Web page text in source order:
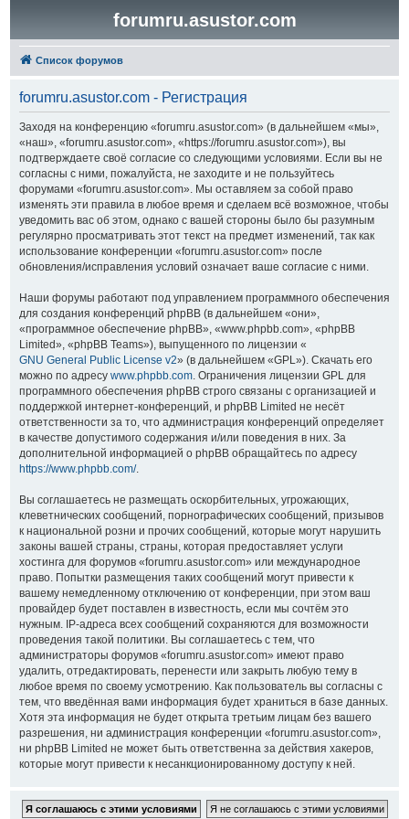
forumru.asustor.com
Список форумов
forumru.asustor.com - Регистрация
Заходя на конференцию «forumru.asustor.com» (в дальнейшем «мы»,
«наш», «forumru.asustor.com», «https://forumru.asustor.com»), вы
подтверждаете своё согласие со следующими условиями. Если вы не
согласны с ними, пожалуйста, не заходите и не пользуйтесь
форумами «forumru.asustor.com». Мы оставляем за собой право
изменять эти правила в любое время и сделаем всё возможное, чтобы
уведомить вас об этом, однако с вашей стороны было бы разумным
регулярно просматривать этот текст на предмет изменений, так как
использование конференции «forumru.asustor.com» после
обновления/исправления условий означает ваше согласие с ними.
Наши форумы работают под управлением программного обеспечения
для создания конференций phpBB (в дальнейшем «они»,
«программное обеспечение phpBB», «www.phpbb.com», «phpBB
Limited», «phpBB Teams»), выпущенного по лицензии «
GNU General Public License v2» (в дальнейшем «GPL»). Скачать его
можно по адресу www.phpbb.com. Ограничения лицензии GPL для
программного обеспечения phpBB строго связаны с организацией и
поддержкой интернет-конференций, и phpBB Limited не несёт
ответственности за то, что администрация конференций определяет
в качестве допустимого содержания и/или поведения в них. За
дополнительной информацией о phpBB обращайтесь по адресу
https://www.phpbb.com/.
Вы соглашаетесь не размещать оскорбительных, угрожающих,
клеветнических сообщений, порнографических сообщений, призывов
к национальной розни и прочих сообщений, которые могут нарушить
законы вашей страны, страны, которая предоставляет услуги
хостинга для форумов «forumru.asustor.com» или международное
право. Попытки размещения таких сообщений могут привести к
вашему немедленному отключению от конференции, при этом ваш
провайдер будет поставлен в известность, если мы сочтём это
нужным. IP-адреса всех сообщений сохраняются для возможности
проведения такой политики. Вы соглашаетесь с тем, что
администраторы форумов «forumru.asustor.com» имеют право
удалить, отредактировать, перенести или закрыть любую тему в
любое время по своему усмотрению. Как пользователь вы согласны с
тем, что введённая вами информация будет храниться в базе данных.
Хотя эта информация не будет открыта третьим лицам без вашего
разрешения, ни администрация конференции «forumru.asustor.com»,
ни phpBB Limited не может быть ответственна за действия хакеров,
которые могут привести к несанкционированному доступу к ней.